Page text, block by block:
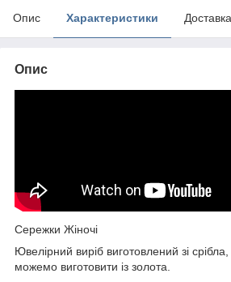
Опис Характеристики Доставка
Опис
Сережки Жіночі
Ювелірний виріб виготовлений зі
можемо виготовити із золота.